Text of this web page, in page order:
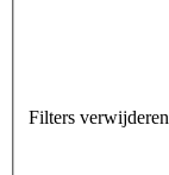
Filters verwijderen